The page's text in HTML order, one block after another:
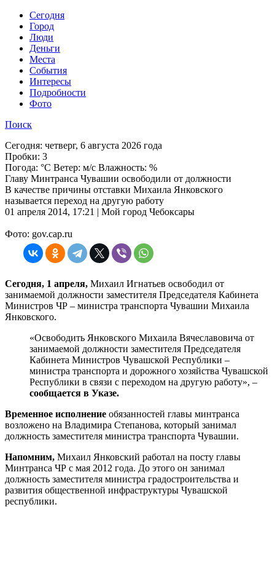
Cегодня
Город
Люди
Деньги
Места
События
Интересы
Подробности
Фото
Поиск
Сегодня: четверг, 6 августа 2026 года
Пробки: 3
Погода: °C Ветер: м/с Влажность: %
Главу Минтранса Чувашии освободили от должности
В качестве причины отставки Михаила Янковского
называется переход на другую работу
01 апреля 2014, 17:21 | Мой город Чебоксары
Фото: gov.cap.ru
Сегодня, 1 апреля, Михаил Игнатьев освободил от
занимаемой должности заместителя Председателя Кабинета
Министров ЧР – министра транспорта Чувашии Михаила
Янковского.
«Освободить Янковского Михаила Вячеславовича от
занимаемой должности заместителя Председателя
Кабинета Министров Чувашской Республики –
министра транспорта и дорожного хозяйства Чувашской
Республики в связи с переходом на другую работу», –
сообщается в Указе.
Временное исполнение обязанностей главы минтранса
возложено на Владимира Степанова, который занимал
должность заместителя министра транспорта Чувашии.
Напомним, Михаил Янковский работал на посту главы
Минтранса ЧР с мая 2012 года. До этого он занимал
должность заместителя министра градостроительства и
развития общественной инфраструктуры Чувашской
республики.